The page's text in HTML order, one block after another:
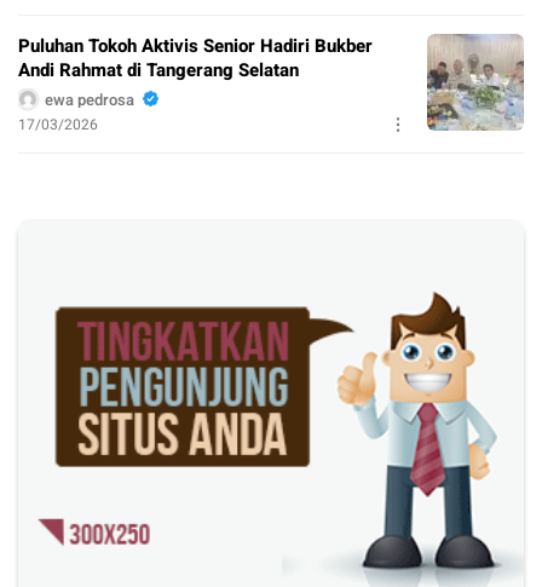
Puluhan Tokoh Aktivis Senior Hadiri Bukber
Andi Rahmat di Tangerang Selatan
ewa pedrosa
17/03/2026